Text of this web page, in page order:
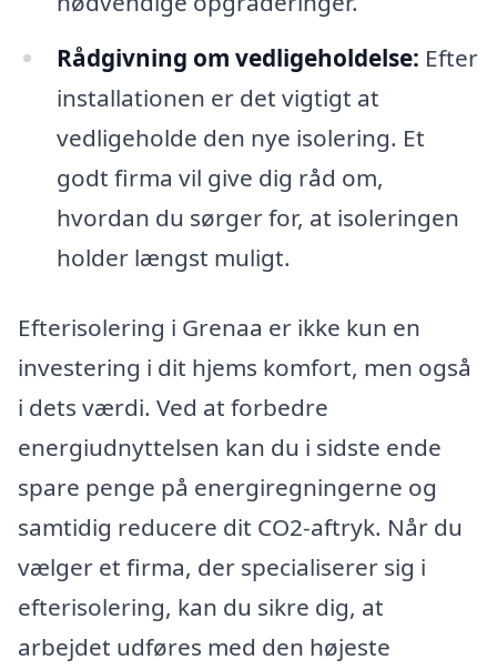
Rådgivning om vedligeholdelse: Efter
installationen er det vigtigt at
vedligeholde den nye isolering. Et
godt firma vil give dig råd om,
hvordan du sørger for, at isoleringen
holder længst muligt.
Efterisolering i Grenaa er ikke kun en
investering i dit hjems komfort, men også
i dets værdi. Ved at forbedre
energiudnyttelsen kan du i sidste ende
spare penge på energiregningerne og
samtidig reducere dit CO2-aftryk. Når du
vælger et firma, der specialiserer sig i
efterisolering, kan du sikre dig, at
arbejdet udføres med den højeste